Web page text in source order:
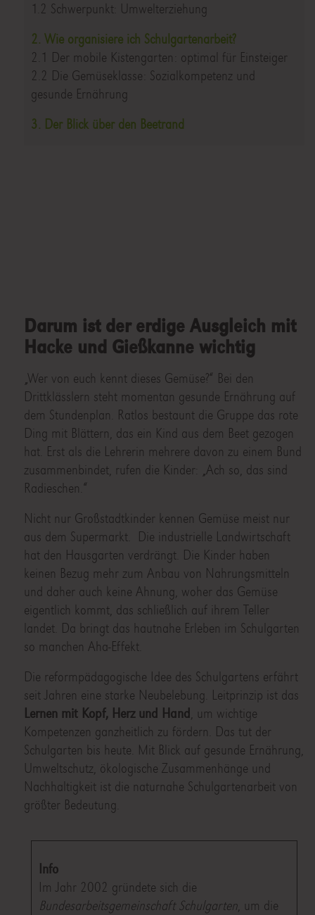
1.2 Schwerpunkt: Umwelterziehung
2. Wie organisiere ich Schulgartenarbeit?
2.1 Der mobile Kistengarten: optimal für Einsteiger
2.2 Die Gemüseklasse: Sozialkompetenz und
gesunde Ernährung
3. Der Blick über den Beetrand
Darum ist der erdige Ausgleich mit
Hacke und Gießkanne wichtig
„Wer von euch kennt dieses Gemüse?“ Bei den
Drittklässlern steht momentan gesunde Ernährung auf
dem Stundenplan. Ratlos bestaunt die Gruppe das rote
Ding mit Blättern, das ein Kind aus dem Beet gezogen
hat. Erst als die Lehrerin mehrere davon zu einem Bund
zusammenbindet, rufen die Kinder: „Ach so, das sind
Radieschen.“
Nicht nur Großstadtkinder kennen Gemüse meist nur
aus dem Supermarkt. Die industrielle Landwirtschaft
hat den Hausgarten verdrängt. Die Kinder haben
keinen Bezug mehr zum Anbau von Nahrungsmitteln
und daher auch keine Ahnung, woher das Gemüse
eigentlich kommt, das schließlich auf ihrem Teller
landet. Da bringt das hautnahe Erleben im Schulgarten
so manchen Aha-Effekt.
Die reformpädagogische Idee des Schulgartens erfährt
seit Jahren eine starke Neubelebung. Leitprinzip ist das
Lernen mit Kopf, Herz und Hand
, um wichtige
Kompetenzen ganzheitlich zu fördern. Das tut der
Schulgarten bis heute. Mit Blick auf gesunde Ernährung,
Umweltschutz, ökologische Zusammenhänge und
Nachhaltigkeit ist die naturnahe Schulgartenarbeit von
größter Bedeutung.
Info
Im Jahr 2002 gründete sich die
Bundesarbeitsgemeinschaft Schulgarten, um die